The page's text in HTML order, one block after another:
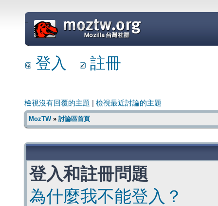
=
登入 註冊
檢視沒有回覆的主題 檢視最近討論的主題
MozTW» 討論區首頁
登入和註冊問題
為什麼我不能登入？